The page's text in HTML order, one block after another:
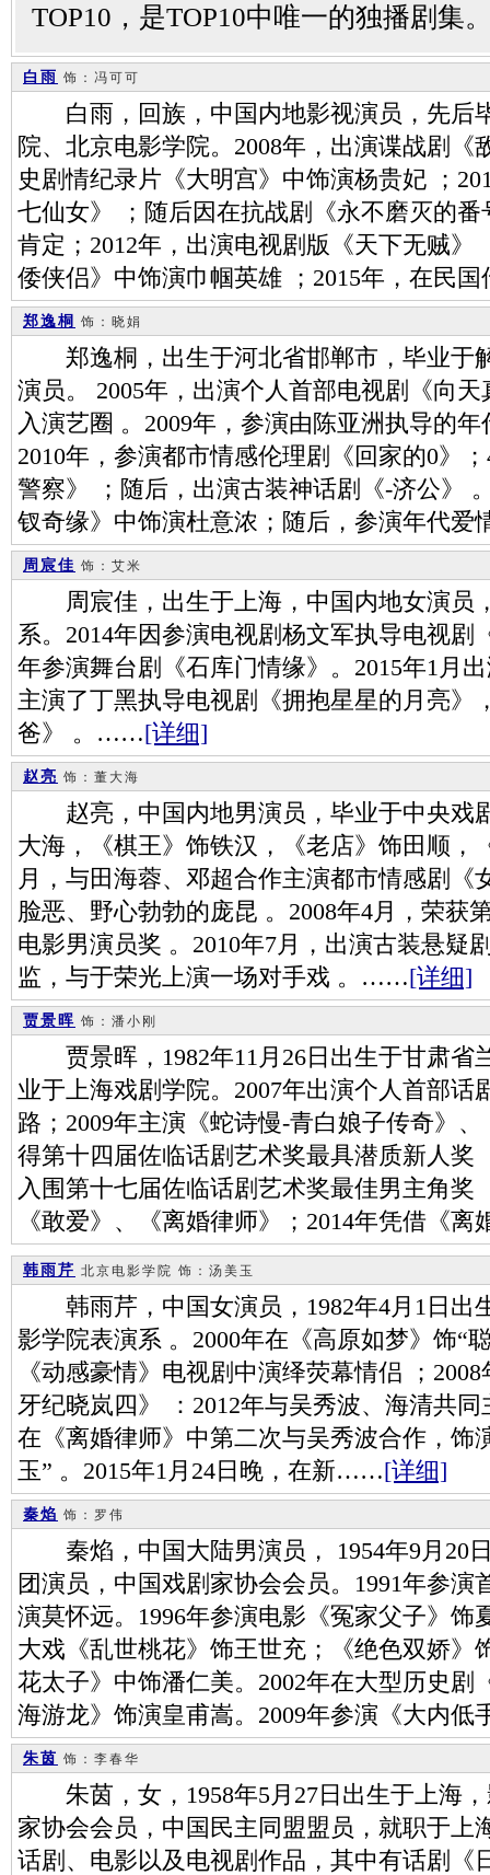
TOP10，是TOP10中唯一的独播剧集
白雨 饰：冯可可
白雨，回族，中国内地影视演员，先后
院、北京电影学院。2008年，出演谍战剧《
史剧情纪录片《大明宫》中饰演杨贵妃 ；
七仙女》 ；随后因在抗战剧《永不磨灭的
肯定；2012年，出演电视剧版《天下无贼》
倭侠侣》中饰演巾帼英雄 ；2015年，在民
郑逸桐 饰：晓娟
郑逸桐，出生于河北省邯郸市，毕业于
演员。 2005年，出演个人首部电视剧《向
入演艺圈 。2009年，参演由陈亚洲执导的
2010年，参演都市情感伦理剧《回家的0》
警察》 ；随后，出演古装神话剧《-济公》
钗奇缘》中饰演杜意浓；随后，参演年代
周宸佳 饰：艾米
周宸佳，出生于上海，中国内地女演员
系。2014年因参演电视剧杨文军执导电视剧
年参演舞台剧《石库门情缘》。2015年1月
主演了丁黑执导电视剧《拥抱星星的月亮》
爸》 。……[详细]
赵亮 饰：董大海
赵亮，中国内地男演员，毕业于中央戏
大海，《棋王》饰铁汉，《老店》饰田顺，
月，与田海蓉、邓超合作主演都市情感剧《
脸恶、野心勃勃的庞昆 。2008年4月，荣获
电影男演员奖 。2010年7月，出演古装悬疑
监，与于荣光上演一场对手戏 。……[详细]
贾景晖 饰：潘小刚
贾景晖，1982年11月26日出生于甘肃省
业于上海戏剧学院。2007年出演个人首部话
路；2009年主演《蛇诗慢-青白娘子传奇》
得第十四届佐临话剧艺术奖最具潜质新人奖
入围第十七届佐临话剧艺术奖最佳男主角奖
《敢爱》、《离婚律师》；2014年凭借《
韩雨芹 北京电影学院 饰：汤美玉
韩雨芹，中国女演员，1982年4月1日出
影学院表演系 。2000年在《高原如梦》饰“
《动感豪情》电视剧中演绎荧幕情侣 ；
牙纪晓岚四》 ：2012年与吴秀波、海清共
在《离婚律师》中第二次与吴秀波合作，饰
玉” 。2015年1月24日晚，在新……[详细]
秦焰 饰：罗伟
秦焰，中国大陆男演员， 1954年9月20
团演员，中国戏剧家协会会员。1991年参
演莫怀远。1996年参演电影《冤家父子》饰
大戏《乱世桃花》饰王世充；《绝色双娇》
花太子》中饰潘仁美。2002年在大型历史剧
海游龙》饰演皇甫嵩。2009年参演《大内
朱茵 饰：李春华
朱茵，女，1958年5月27日出生于上海，
家协会会员，中国民主同盟盟员，就职于上
话剧、电影以及电视剧作品，其中有话剧《